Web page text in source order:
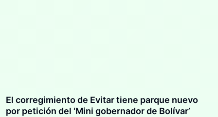
El corregimiento de Evitar tiene parque nuevo
por petición del ‘Mini gobernador de Bolívar’